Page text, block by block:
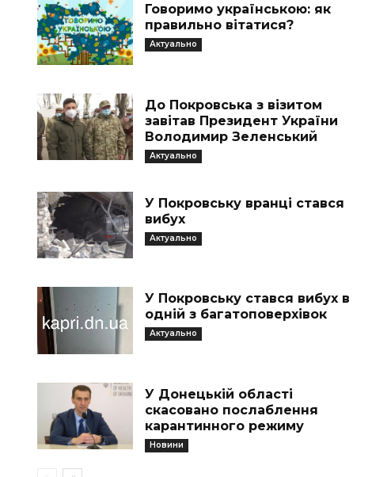
Говоримо українською: як
правильно вітатися?
Актуально
До Покровська з візитом
завітав Президент України
Володимир Зеленський
Актуально
У Покровську вранці стався
вибух
Актуально
У Покровську стався вибух в
одній з багатоповерхівок
Актуально
У Донецькій області
скасовано послаблення
карантинного режиму
Новини